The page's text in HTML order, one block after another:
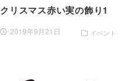
クリスマス赤い実の飾り1
2019年9月21日 イベント